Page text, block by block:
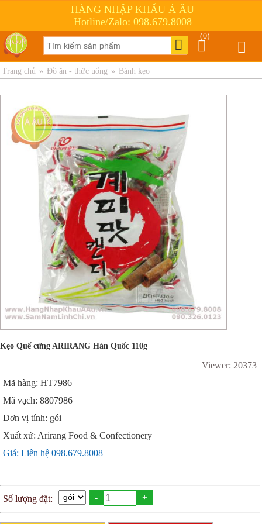
HÀNG NHẬP KHẨU Á ÂU
Hotline/Zalo: 098.679.8008
(0)
Trang chủ » Đồ ăn - thức uống » Bánh kẹo
Kẹo Quế cứng ARIRANG Hàn Quốc 110g
Viewer: 20373
Mã hàng: HT7986
Mã vạch: 8807986
Đơn vị tính: gói
Xuất xứ: Arirang Food & Confectionery
Giá: Liên hệ 098.679.8008
Số lượng đặt: - +